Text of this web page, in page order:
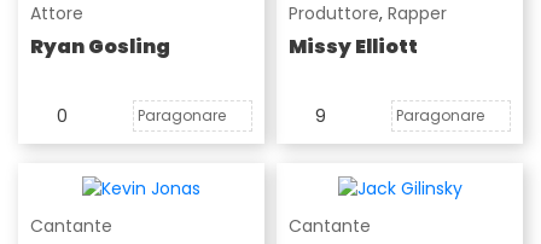
Attore
Ryan Gosling
0 Paragonare
Produttore, Rapper
Missy Elliott
9 Paragonare
Cantante Cantante